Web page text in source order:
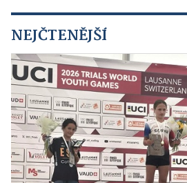
NEJČTENĚJŠÍ